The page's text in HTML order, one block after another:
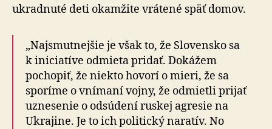
ukradnuté deti okamžite vrátené späť domov.
„Najsmutnejšie je však to, že Slovensko sa
k iniciatíve odmieta pridať. Dokážem
pochopiť, že niekto hovorí o mieri, že sa
sporíme o vnímaní vojny, že odmietli prijať
uznesenie o odsúdení ruskej agresie na
Ukrajine. Je to ich politický naratív. No